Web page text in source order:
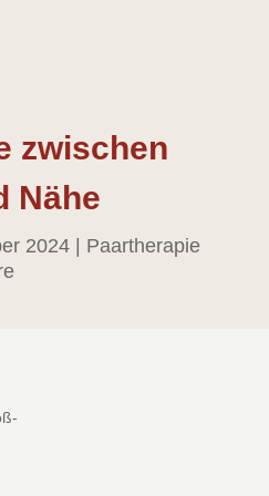
zwischen
Nähe
2024| Paartherapie